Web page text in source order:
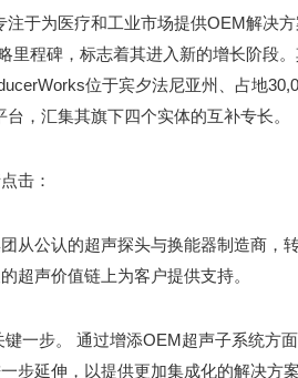
注于为医疗和工业市场提供OEM解决
里程碑，标志着其进入新的增长阶段
位于宾夕法尼亚州、占地
，汇集其旗下四个实体的互补专长。
击：
从公认的超声探头与换能器制造商，
超声价值链上为客户提供支持。
一步。 通过增添OEM超声子系统方
步延伸，以提供更加集成化的解决方